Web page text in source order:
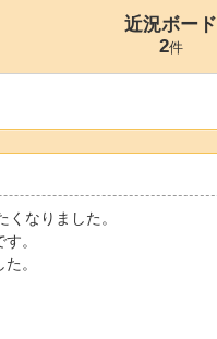
近況ボード
2件
なりました。
。
。